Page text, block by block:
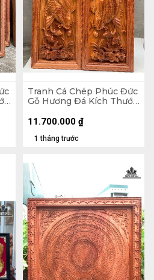
Tranh Cá Chép Phúc Đức
Gỗ Hương Đá Kích Thước
1 tháng trước
11.700.000 ₫